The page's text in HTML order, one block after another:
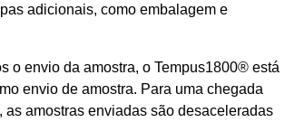
adicionais, como embalagem e
o envio da amostra, o Tempus1800® está
envio de amostra. Para uma chegada
as amostras enviadas são desaceleradas